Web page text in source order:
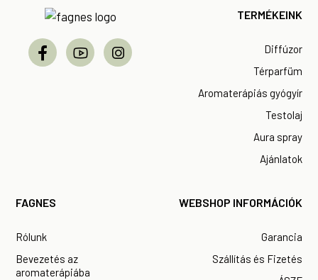
TERMÉKEINK
Diffúzor
Térparfüm
Aromaterápiás gyógyír
Testolaj
Aura spray
Ajánlatok
FAGNES
Rólunk
Bevezetés az
aromaterápiába
WEBSHOP INFORMÁCIÓK
Garancia
Szállítás és Fizetés